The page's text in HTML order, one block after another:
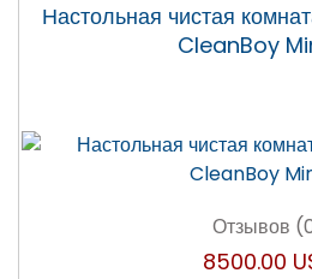
Настольная чистая
CleanBoy
Отзывов
8500.00